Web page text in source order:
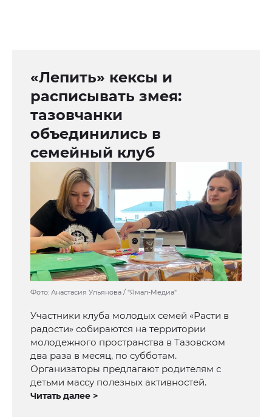
«Лепить» кексы и
расписывать змея:
тазовчанки
объединились в
семейный клуб
Фото: Анастасия Ульянова / "Ямал-Медиа"
Участники клуба молодых семей «Расти в
радости» собираются на территории
молодежного пространства в Тазовском
два раза в месяц, по субботам.
Организаторы предлагают родителям с
детьми массу полезных активностей.
Читать далее >